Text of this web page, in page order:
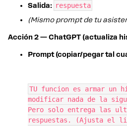
Salida: respuesta
(Mismo prompt de tu
Acción 2 — ChatGPT (actualiza
Prompt (copiar/pegar tal
TU funcion es armar un
modificar nada de la
Pero solo entrega las
respuestas. (Ajusta el